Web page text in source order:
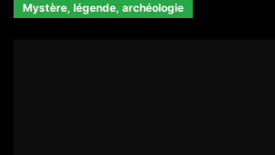
Mystère, légende, archéologie